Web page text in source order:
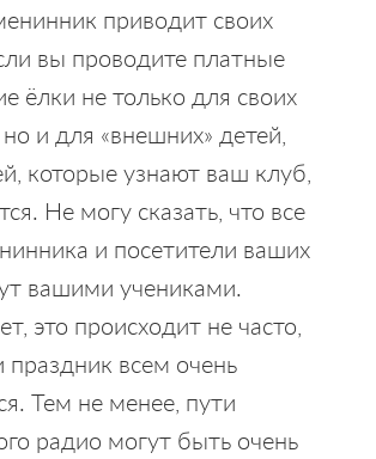
приводит своих
вы проводите платные
ёлки не только для своих
и для «внешних» детей,
которые узнают ваш клуб,
Не могу сказать, что все
и посетители ваших
вашими учениками.
это происходит не часто,
праздник всем очень
Тем не менее, пути
радио могут быть очень